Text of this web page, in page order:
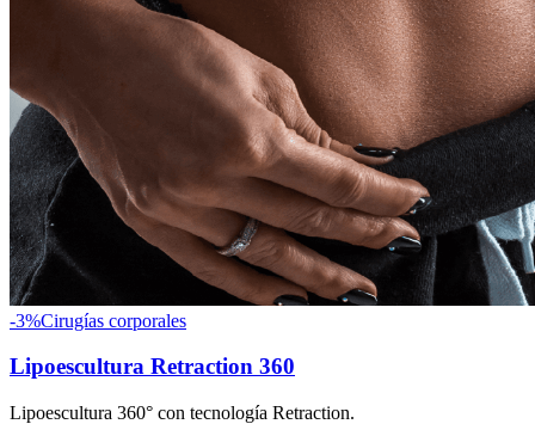
-3%Cirugías corporales
Lipoescultura Retraction 360
Lipoescultura 360° con tecnología Retraction.